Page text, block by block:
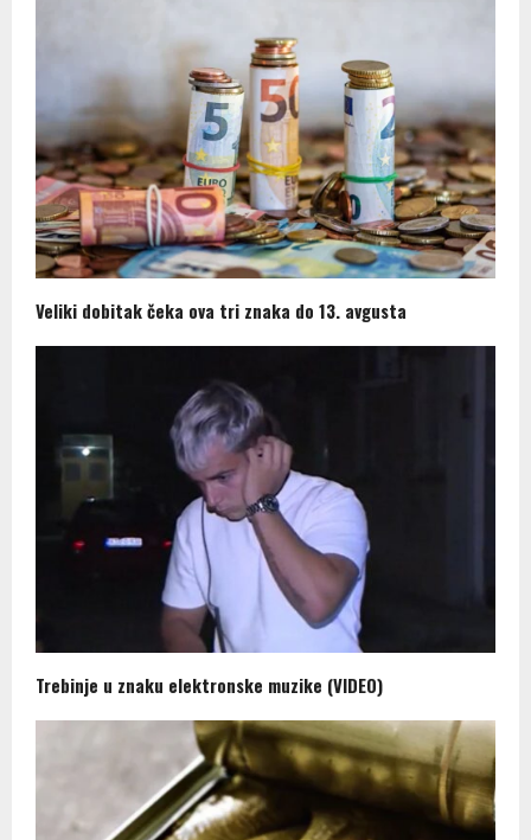
Veliki dobitak čeka ova tri znaka do 13. avgusta
Trebinje u znaku elektronske muzike (VIDEO)